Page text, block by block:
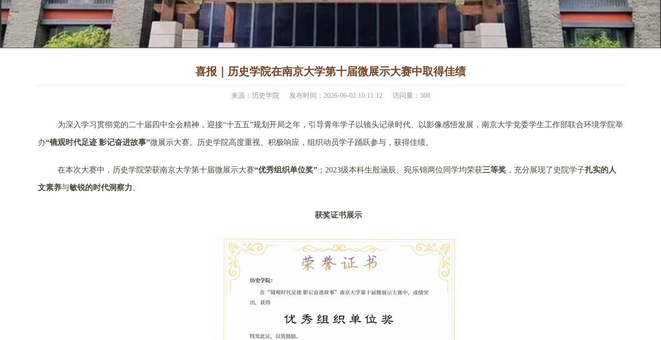
喜报｜历史学院在南京大学第十届微展示大赛中取得佳绩
来源：历史学院 发布时间：2026-06-02 10:11:12 访问量： 308
为深入学习贯彻党的二十届四中全会精神，迎接“十五五”规划开局之年，引导青年学子以镜头记录时代、以影像感悟发展，南京大学党委学生工作部联合环境学院举
办“镜观时代足迹 影记奋进故事”微展示大赛。历史学院高度重视、积极响应，组织动员学子踊跃参与，获得佳绩。
在本次大赛中，历史学院荣获南京大学第十届微展示大赛“优秀组织单位奖” ；2023级本科生殷涵辰、宛乐锦两位同学均荣获三等奖 ，充分展现了史院学子扎实的人
文素养与敏锐的时代洞察力。
获奖证书展示